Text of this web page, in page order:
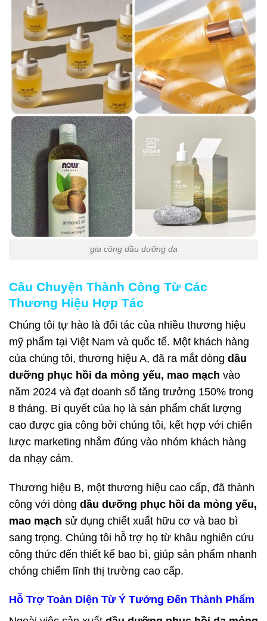
gia công dầu dưỡng da
Câu Chuyện Thành Công Từ Các
Thương Hiệu Hợp Tác
Chúng tôi tự hào là đối tác của nhiều thương hiệu
mỹ phẩm tại Việt Nam và quốc tế. Một khách hàng
của chúng tôi, thương hiệu A, đã ra mắt dòng dầu
dưỡng phục hồi da mỏng yếu, mao mạch vào
năm 2024 và đạt doanh số tăng trưởng 150% trong
8 tháng. Bí quyết của họ là sản phẩm chất lượng
cao được gia công bởi chúng tôi, kết hợp với chiến
lược marketing nhắm đúng vào nhóm khách hàng
da nhạy cảm.
Thương hiệu B, một thương hiệu cao cấp, đã thành
công với dòng dầu dưỡng phục hồi da mỏng yếu,
mao mạch sử dụng chiết xuất hữu cơ và bao bì
sang trọng. Chúng tôi hỗ trợ họ từ khâu nghiên cứu
công thức đến thiết kế bao bì, giúp sản phẩm nhanh
chóng chiếm lĩnh thị trường cao cấp.
Hỗ Trợ Toàn Diện Từ Ý Tưởng Đến Thành Phẩm